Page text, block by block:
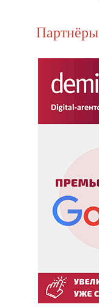
Партнёры